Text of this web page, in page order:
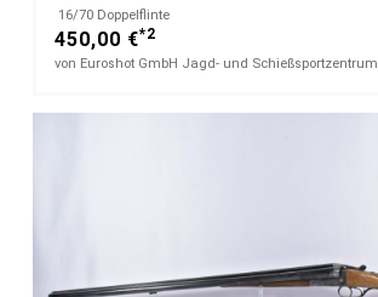
​ 16/70 Doppelflinte
450,00 €*2
von Euroshot GmbH Jagd- und Schießsportzentrum